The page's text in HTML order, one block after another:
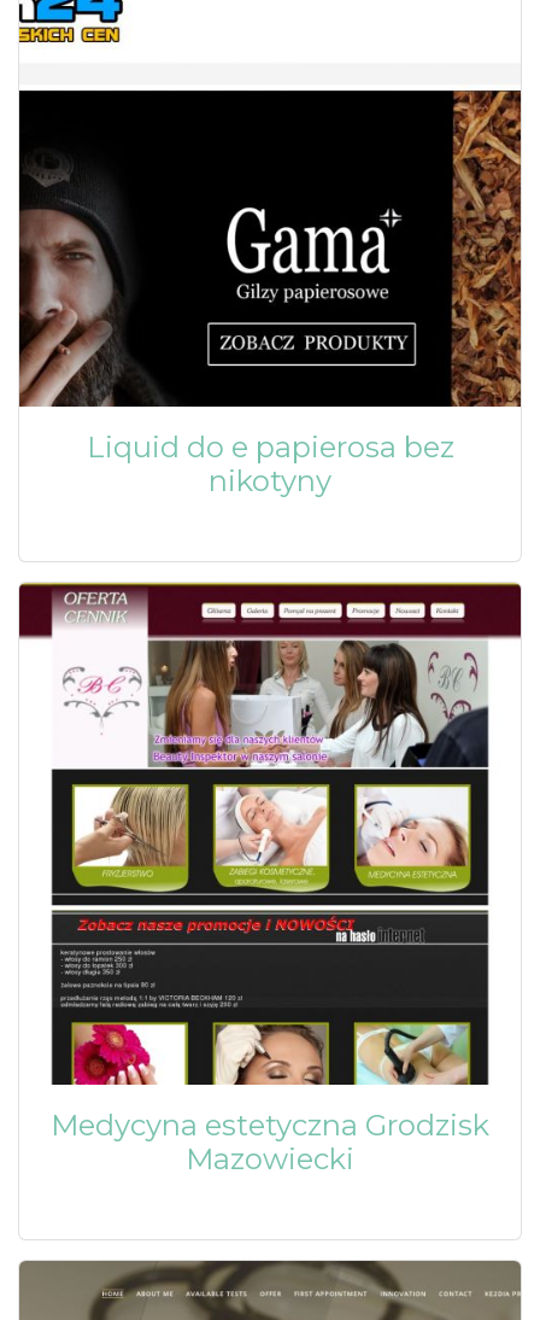
Liquid do e papierosa bez
nikotyny
Medycyna estetyczna Grodzisk
Mazowiecki